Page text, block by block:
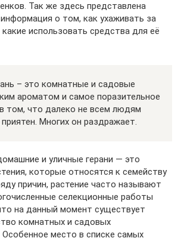
Так же здесь представлена
о том, как ухаживать за
какие использовать средства для её
– это комнатные и садовые
ароматом и самое поразительное
том, что далеко не всем людям
Многих он раздражает.
и уличные герани — это
которые относятся к семейству
причин, растение часто называют
селекционные работы
на данный момент существует
комнатных и садовых
Особенное место в списке самых